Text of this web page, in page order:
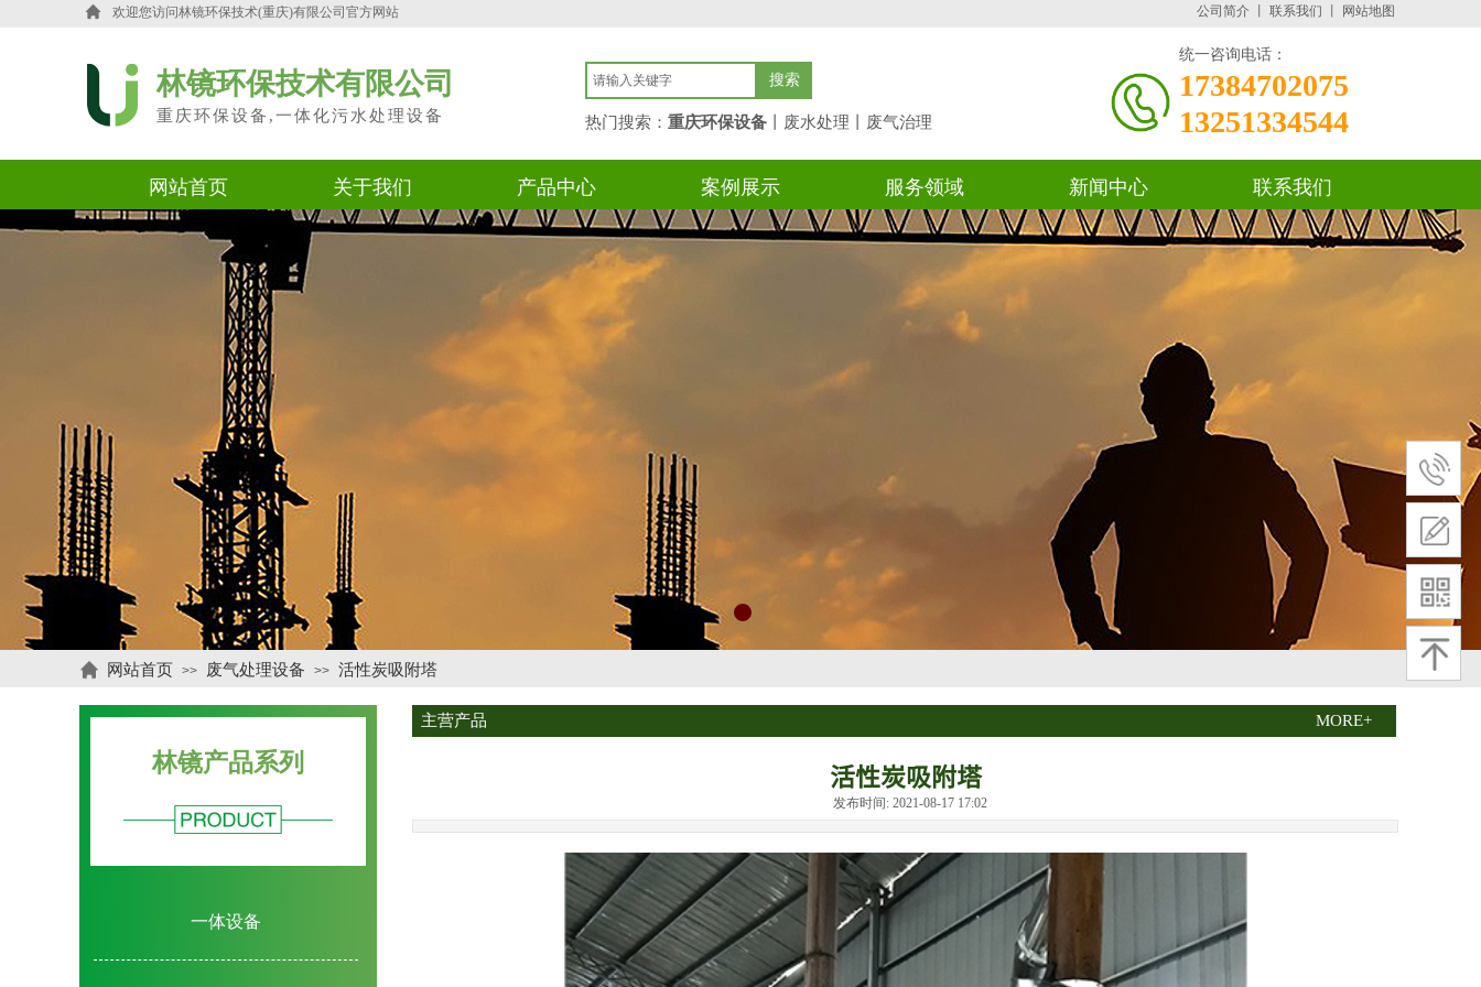
欢迎您访问林镜环保技术(重庆)有限公司官方网站 公司简介 联系我们 网站地图
林镜环保技术有限公司
重庆环保设备,一体化污水处理设备
搜索
热门搜索： 重庆环保设备 丨废水处理丨废气治理
统一咨询电话：
17384702075
13251334544
网站首页 关于我们 产品中心 案例展示 服务领域 新闻中心 联系我们
网站首页 >> 废气处理设备 >> 活性炭吸附塔
林镜产品系列
一体设备
MORE+
主营产品
活性炭吸附塔
发布时间: 2021-08-17 17:02